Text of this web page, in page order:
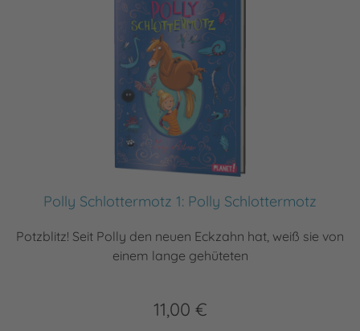
Polly Schlottermotz 1: Polly Schlottermotz
Potzblitz! Seit Polly den neuen Eckzahn hat, weiß sie von
einem lange gehüteten
11,00 €